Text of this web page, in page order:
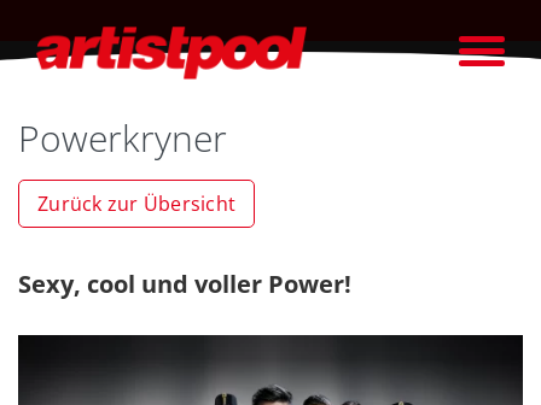
Powerkryner
Zurück zur Übersicht
Sexy, cool und voller Power!